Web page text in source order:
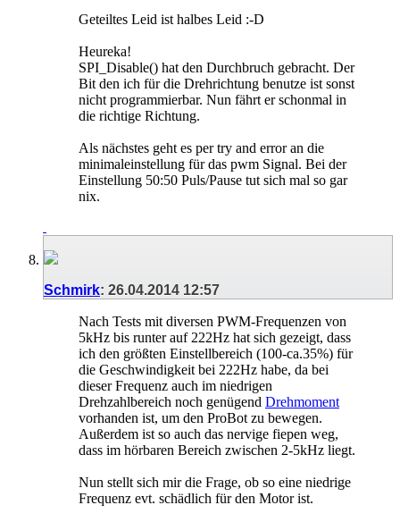
Geteiltes Leid ist halbes Leid :-D
Heureka!
SPI_Disable() hat den Durchbruch gebracht. Der
Bit den ich für die Drehrichtung benutze ist sonst
nicht programmierbar. Nun fährt er schonmal in
die richtige Richtung.
Als nächstes geht es per try and error an die
minimaleinstellung für das pwm Signal. Bei der
Einstellung 50:50 Puls/Pause tut sich mal so gar
nix.
Schmirk: 26.04.2014 12:57
Nach Tests mit diversen PWM-Frequenzen von
5kHz bis runter auf 222Hz hat sich gezeigt, dass
ich den größten Einstellbereich (100-ca.35%) für
die Geschwindigkeit bei 222Hz habe, da bei
dieser Frequenz auch im niedrigen
Drehzahlbereich noch genügend Drehmoment
vorhanden ist, um den ProBot zu bewegen.
Außerdem ist so auch das nervige fiepen weg,
dass im hörbaren Bereich zwischen 2-5kHz liegt.
Nun stellt sich mir die Frage, ob so eine niedrige
Frequenz evt. schädlich für den Motor ist.